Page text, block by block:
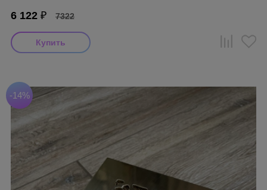
6 122 ₽ 7322
-14%